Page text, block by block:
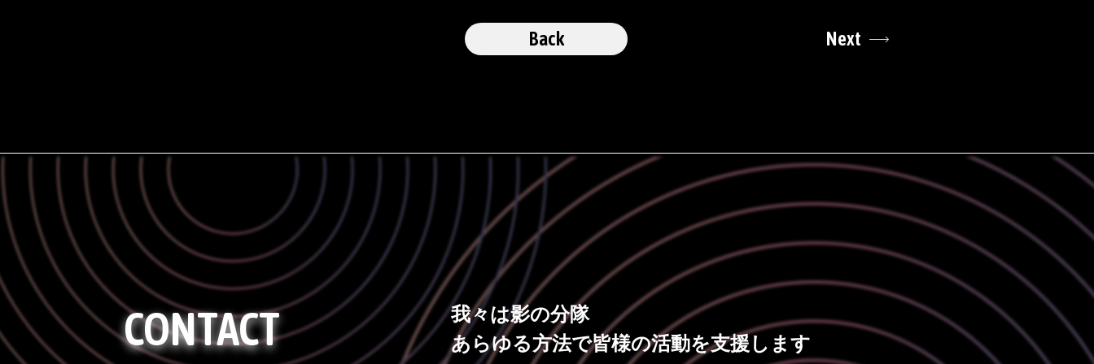
Back Next
CONTACT
我々は影の分隊
あらゆる方法で皆様の活動を支援します